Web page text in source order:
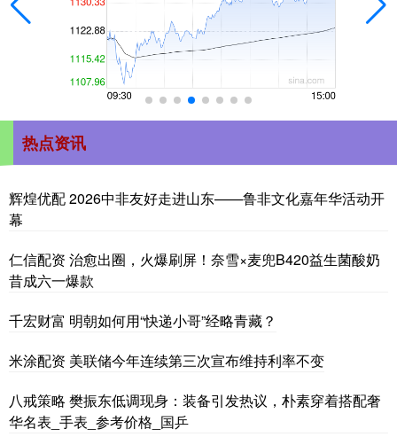
热点资讯
辉煌优配 2026中非友好走进山东——鲁非文化嘉年华活动开
幕
仁信配资 治愈出圈，火爆刷屏！奈雪×麦兜B420益生菌酸奶
昔成六一爆款
千宏财富 明朝如何用“快递小哥”经略青藏？
米涂配资 美联储今年连续第三次宣布维持利率不变
八戒策略 樊振东低调现身：装备引发热议，朴素穿着搭配奢
华名表_手表_参考价格_国乒